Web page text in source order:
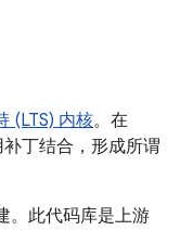
(LTS) 内核。在
丁结合，形成所谓
。此代码库是上游